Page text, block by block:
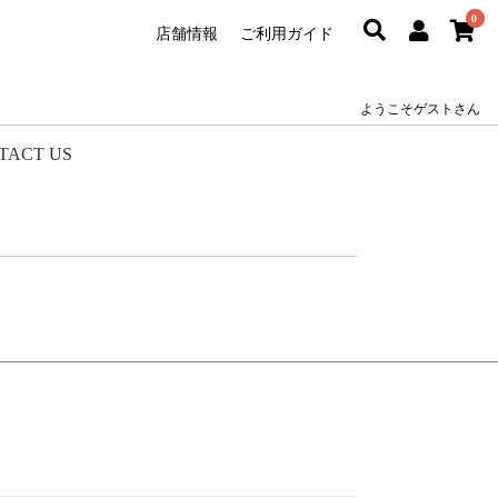
店舗情報 ご利用ガイド
0
ようこそゲストさん
US